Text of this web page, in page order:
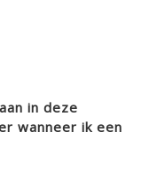
in deze
wanneer ik een